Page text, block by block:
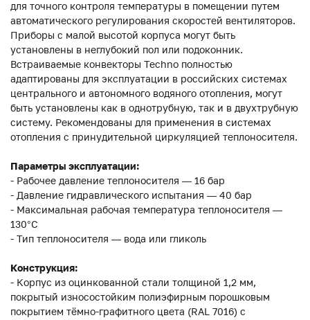
для точного контроля температуры в помещении путем
автоматического регулирования скоростей вентиляторов.
Приборы с малой высотой корпуса могут быть
установлены в неглубокий пол или подоконник.
Встраиваемые конвекторы Techno полностью
адаптированы для эксплуатации в российских системах
центрального и автономного водяного отопления, могут
быть установлены как в однотрубную, так и в двухтрубную
систему. Рекомендованы для применения в системах
отопления с принудительной циркуляцией теплоносителя.
Параметры эксплуатации:
- Рабочее давление теплоносителя — 16 бар
- Давление гидравлического испытания — 40 бар
- Максимальная рабочая температура теплоносителя —
130°С
- Тип теплоносителя — вода или гликоль
Конструкция:
- Корпус из оцинкованной стали толщиной 1,2 мм,
покрытый износостойким полиэфирным порошковым
покрытием тёмно-графитного цвета (RAL 7016) с